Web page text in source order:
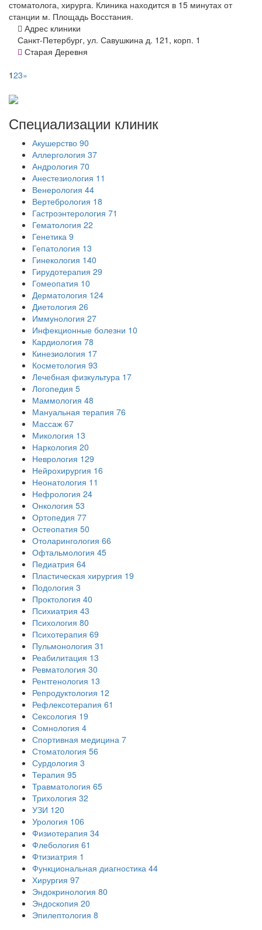
стоматолога, хирурга. Клиника находится в 15 минутах от
станции м. Площадь Восстания.
Адрес клиники
Санкт-Петербург, ул. Савушкина д. 121, корп. 1
Старая Деревня
123»
Специализации клиник
Акушерство 90
Аллергология 37
Андрология 70
Анестезиология 11
Венерология 44
Вертебрология 18
Гастроэнтерология 71
Гематология 22
Генетика 9
Гепатология 13
Гинекология 140
Гирудотерапия 29
Гомеопатия 10
Дерматология 124
Диетология 26
Иммунология 27
Инфекционные болезни 10
Кардиология 78
Кинезиология 17
Косметология 93
Лечебная физкультура 17
Логопедия 5
Маммология 48
Мануальная терапия 76
Массаж 67
Микология 13
Наркология 20
Неврология 129
Нейрохирургия 16
Неонатология 11
Нефрология 24
Онкология 53
Ортопедия 77
Остеопатия 50
Отоларингология 66
Офтальмология 45
Педиатрия 64
Пластическая хирургия 19
Подология 3
Проктология 40
Психиатрия 43
Психология 80
Психотерапия 69
Пульмонология 31
Реабилитация 13
Ревматология 30
Рентгенология 13
Репродуктология 12
Рефлексотерапия 61
Сексология 19
Сомнология 4
Спортивная медицина 7
Стоматология 56
Сурдология 3
Терапия 95
Травматология 65
Трихология 32
УЗИ 120
Урология 106
Физиотерапия 34
Флебология 61
Фтизиатрия 1
Функциональная диагностика 44
Хирургия 97
Эндокринология 80
Эндоскопия 20
Эпилептология 8